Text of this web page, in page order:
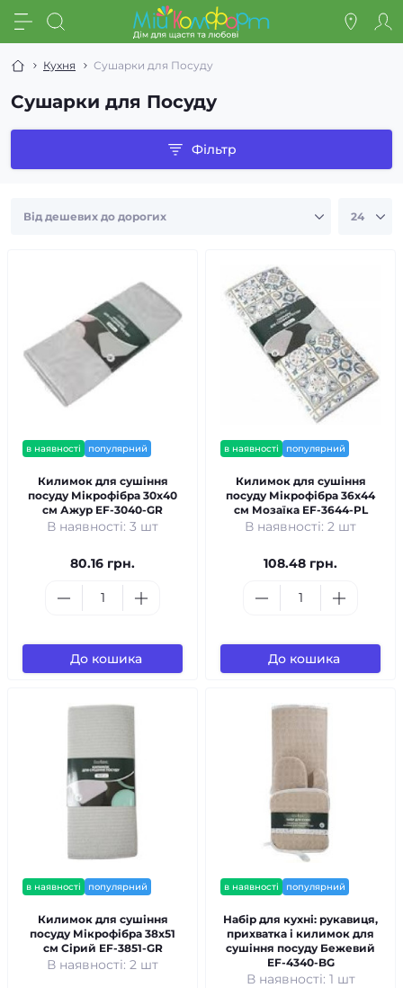
Кухня Сушарки для Посуду
Сушарки для Посуду
Фільтр
в наявності популярний
Килимок для сушіння
посуду Мікрофібра 30x40
см Ажур EF-3040-GR
В наявності: 3 шт
80.16 грн.
До кошика
в наявності популярний
Килимок для сушіння
посуду Мікрофібра 36x44
см Мозаїка EF-3644-PL
В наявності: 2 шт
108.48 грн.
До кошика
в наявності популярний
Килимок для сушіння
посуду Мікрофібра 38x51
см Сірий EF-3851-GR
В наявності: 2 шт
в наявності популярний
Набір для кухні: рукавиця,
прихватка і килимок для
сушіння посуду Бежевий
EF-4340-BG
В наявності: 1 шт